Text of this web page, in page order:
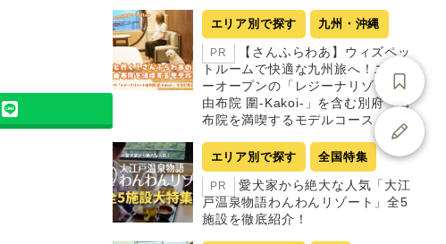
エリア別で探す 九州・沖縄
PR
【さんふらわあ】ウィズペッ
トルームで快適な九州旅へ！ニュ
ーオープンの「レジーナリゾート
由布院 圍-Kakoi-」を含む別府・由
布院を満喫するモデルコース
エリア別で探す 全国特集
PR
愛犬家から絶大な人気「大江
戸温泉物語わんわんリゾート」全5
施設を徹底紹介！